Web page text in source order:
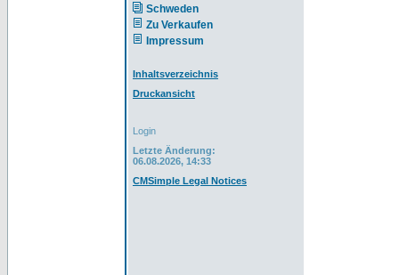
Schweden
Zu Verkaufen
Impressum
Inhaltsverzeichnis
Druckansicht
Login
Letzte Änderung:
06.08.2026, 14:33
CMSimple Legal Notices